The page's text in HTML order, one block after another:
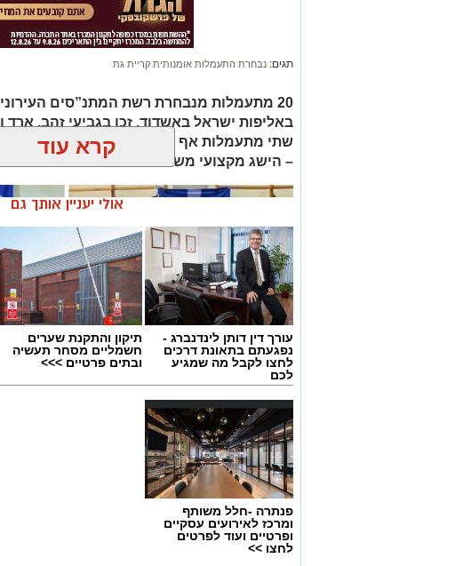
תגים: נבחרת התעמלות אומנותית קריית גת
20 מתעמלות מנבחרת רשת המתנ”סים
באליפות ישראל באשדוד, זכו בגביעי זהב, ארד
שתי מתעמלות אף העפילו לדרגה התחרותית
– הישג מקצועי משמעותי לנבחרת
צילום: עיריית קריית גת
קרא עוד
אולי יעניין אותך גם
עורך דין דותן לינדנברג -
נפגעתם בתאונת דרכים
לחצו לקבל מה שמגיע
לכם
תיקון והתקנת שערים
חשמליים מסחר תעשיה
ובתים פרטיים >>>
פנתרה -חלל משותף
ומרכז לאירועים עסקיים
ופרטיים ועוד לפרטים
לחצו >>